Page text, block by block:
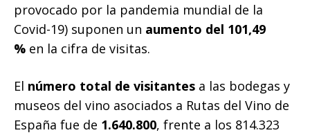
provocado por la pandemia mundial de la
Covid-19) suponen un aumento del 101,49
% en la cifra de visitas.
El número total de visitantes a las bodegas y
museos del vino asociados a Rutas del Vino de
España fue de 1.640.800, frente a los 814.323